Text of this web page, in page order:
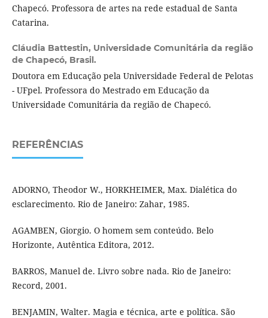
Chapecó. Professora de artes na rede estadual de Santa
Catarina.
Cláudia Battestin, Universidade Comunitária da região
de Chapecó, Brasil.
Doutora em Educação pela Universidade Federal de Pelotas
- UFpel. Professora do Mestrado em Educação da
Universidade Comunitária da região de Chapecó.
REFERÊNCIAS
ADORNO, Theodor W., HORKHEIMER, Max. Dialética do
esclarecimento. Rio de Janeiro: Zahar, 1985.
AGAMBEN, Giorgio. O homem sem conteúdo. Belo
Horizonte, Autêntica Editora, 2012.
BARROS, Manuel de. Livro sobre nada. Rio de Janeiro:
Record, 2001.
BENJAMIN, Walter. Magia e técnica, arte e política. São